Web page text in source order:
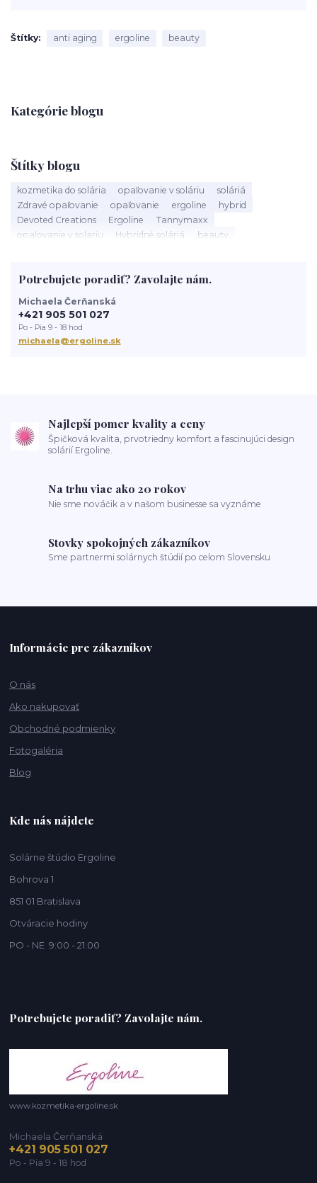
Kategórie blogu
Štítky blogu
kozmetika do solária opaľovanie v soláriu
soláriá
Zdravé opaľovanie
opaľovanie ergoline
hybrid
Devoted Creations
Ergoline
Tannymaxx
opalovanie v solariu
Hybridné soláriá
beauty
novinky
devoted creations servis solaria
Potrebujete poradiť? Zavolajte nám.
Michaela Čerňanská
+421 905 501 027
Po - Pia 9 - 18 hod
michaela@ergoline.sk
Štítky anti aging ergoline beauty
Najlepší pomer kvality a ceny
Špičková kvalita, prvotriedny komfort a fascinujúci design
solárií Ergoline.
Na trhu viac ako 20 rokov
Nie sme nováčik a v našom businesse sa vyznáme
Stovky spokojných zákazníkov
Sme partnermi solárnych štúdií po celom Slovensku
Informácie pre zákazníkov
O nás
Ako nakupovať
Obchodné podmienky
Fotogaléria
Blog
Kde nás nájdete
Solárne štúdio Ergoline
Bohrova 1
851 01 Bratislava
Otváracie hodiny
PO - NE 9:00 - 21:00
Potrebujete poradiť? Zavolajte nám.
www.kozmetika-ergoline.sk
Michaela Čerňanská
+421 905 501 027
Po - Pia 9 - 18 hod